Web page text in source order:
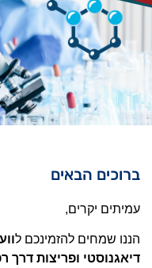
ברוכים הבאים
עמיתים יקרים,
הננו שמחים להזמינכם ל
דיאגנוסטי ופריצות דרך